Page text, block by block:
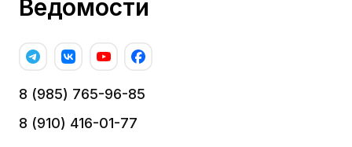
Ведомости
8 (985) 765-96-85
8 (910) 416-01-77